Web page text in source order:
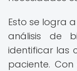
Esto se logra
análisis de
identificar las
paciente.